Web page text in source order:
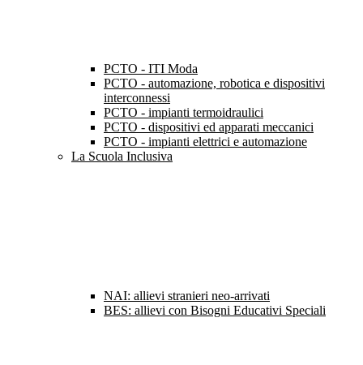
PCTO - ITI Moda
PCTO - automazione, robotica e dispositivi
interconnessi
PCTO - impianti termoidraulici
PCTO - dispositivi ed apparati meccanici
PCTO - impianti elettrici e automazione
La Scuola Inclusiva
NAI: allievi stranieri neo-arrivati
BES: allievi con Bisogni Educativi Speciali